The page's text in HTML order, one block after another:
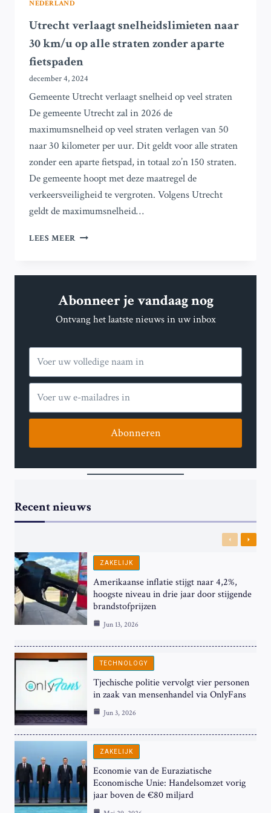
NEDERLAND
Utrecht verlaagt snelheidslimieten naar
30 km/u op alle straten zonder aparte
fietspaden
december 4, 2024
Gemeente Utrecht verlaagt snelheid op veel straten
De gemeente Utrecht zal in 2026 de
maximumsnelheid op veel straten verlagen van 50
naar 30 kilometer per uur. Dit geldt voor alle straten
zonder een aparte fietspad, in totaal zo’n 150 straten.
De gemeente hoopt met deze maatregel de
verkeersveiligheid te vergroten. Volgens Utrecht
geldt de maximumsnelheid…
LEES MEER UTRECHT
NAAR
KM/U
ALLE
ZONDER
APARTE
FIETSPADEN
Abonneer je vandaag nog
Ontvang het laatste nieuws in uw inbox
Abonneren
Recent nieuws
Previous
Next
ZAKELIJK
Amerikaanse inflatie stijgt naar 4,2%,
hoogste niveau in drie jaar door stijgende
brandstofprijzen
Jun 13, 2026
TECHNOLOGY
Tjechische politie vervolgt vier personen
in zaak van mensenhandel via OnlyFans
Jun 3, 2026
ZAKELIJK
Economie van de Euraziatische
Economische Unie: Handelsomzet vorig
jaar boven de €80 miljard